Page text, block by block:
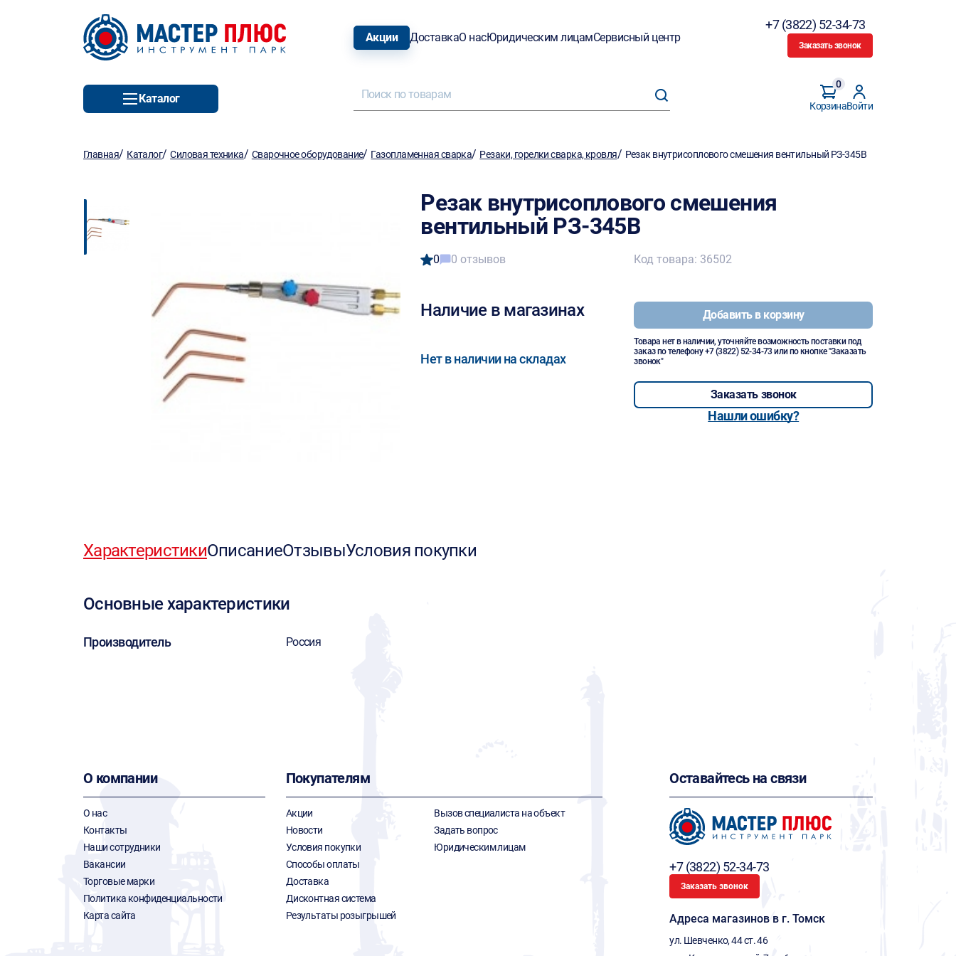
Акции ДоставкаО насЮридическим лицамСервисный центр
+7 (3822) 52-34-73
Заказать звонок
Каталог
Корзина
0
Войти
Главная/ Каталог/Силовая техника/ Сварочное оборудование/ Газопламенная сварка/ Резаки, горелки сварка, кровля/ Резак внутрисоплового смешения вентильный РЗ-345В
Резак внутрисоплового смешения
вентильный РЗ-345В
0 0 отзывов
Наличие в магазинах
Нет в наличии на складах
Код товара: 36502
Добавить в корзину
Товара нет в наличии, уточняйте возможность поставки под
заказ по телефону+7 (3822) 52-34-73 или по кнопке "Заказать
звонок"
Заказать звонок
Нашли ошибку?
ХарактеристикиОписаниеОтзывыУсловия покупки
Основные характеристики
Производитель Россия
О компании
О нас
Контакты
Наши сотрудники
Вакансии
Торговые марки
Политика конфиденциальности
Карта сайта
Покупателям
Акции
Новости
Условия покупки
Способы оплаты
Доставка
Дисконтная система
Результаты розыгрышей
Вызов специалиста на объект
Задать вопрос
Юридическим лицам
Оставайтесь на связи
+7 (3822) 52-34-73
Заказать звонок
Адреса магазинов в г. Томск
ул. Шевченко, 44 ст. 46